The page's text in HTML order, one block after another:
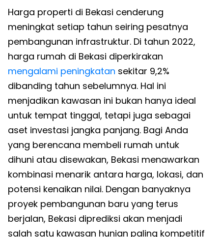
Harga properti di Bekasi cenderung
meningkat setiap tahun seiring pesatnya
pembangunan infrastruktur. Di tahun 2022,
harga rumah di Bekasi diperkirakan
mengalami peningkatan sekitar 9,2%
dibanding tahun sebelumnya. Hal ini
menjadikan kawasan ini bukan hanya ideal
untuk tempat tinggal, tetapi juga sebagai
aset investasi jangka panjang. Bagi Anda
yang berencana membeli rumah untuk
dihuni atau disewakan, Bekasi menawarkan
kombinasi menarik antara harga, lokasi, dan
potensi kenaikan nilai. Dengan banyaknya
proyek pembangunan baru yang terus
berjalan, Bekasi diprediksi akan menjadi
salah satu kawasan hunian paling kompetitif